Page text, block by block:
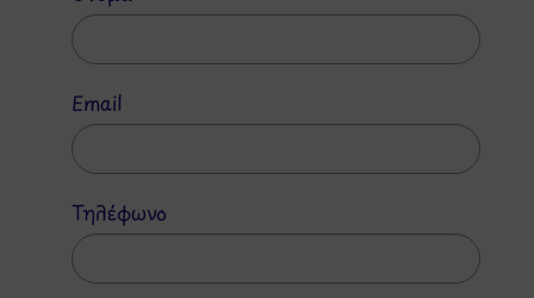
Email
Τηλέφωνο